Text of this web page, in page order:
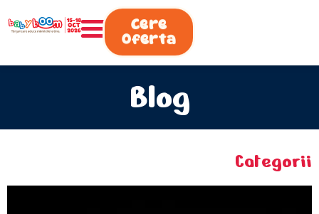
0730.808.038 Cere
Oferta
Blog
Categorii